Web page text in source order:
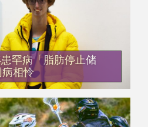
罕病「脂肪停止储
相怜